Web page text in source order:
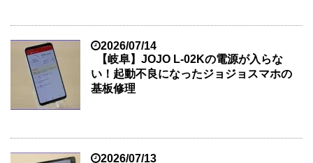
2026/07/14
【岐阜】JOJO L-02Kの電源が入らな
い！起動不良になったジョジョスマホの
基板修理
2026/07/13